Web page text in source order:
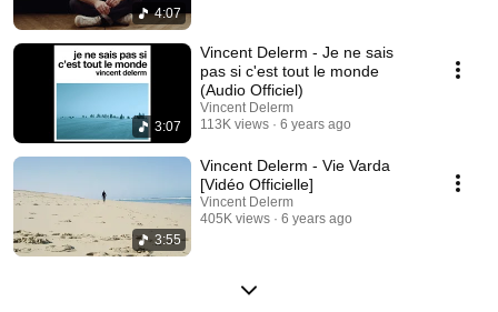
4:07
3:07
Vincent Delerm - Je ne sais
pas si c'est tout le monde
(Audio Officiel)
Vincent Delerm
113K views
6 years ago
3:55
Vincent Delerm - Vie Varda
[Vidéo Officielle]
Vincent Delerm
405K views
6 years ago